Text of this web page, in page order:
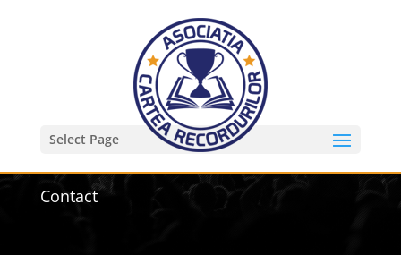
Select Page
Contact